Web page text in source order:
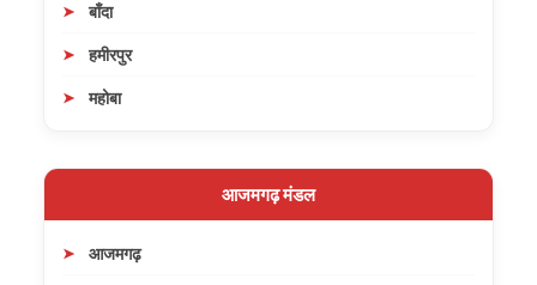
बाँदा
हमीरपुर
महोबा
आजमगढ़ मंडल
आजमगढ़